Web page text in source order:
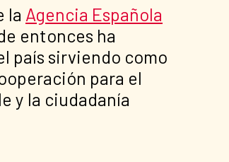
la Agencia Española
entonces ha
país sirviendo como
para el
y la ciudadanía